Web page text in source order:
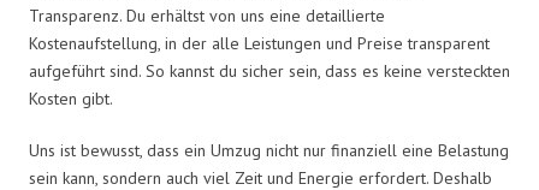
Transparenz. Du erhältst von uns eine detaillierte
Kostenaufstellung, in der alle Leistungen und Preise transparent
aufgeführt sind. So kannst du sicher sein, dass es keine versteckten
Kosten gibt.
Uns ist bewusst, dass ein Umzug nicht nur finanziell eine Belastung
sein kann, sondern auch viel Zeit und Energie erfordert. Deshalb